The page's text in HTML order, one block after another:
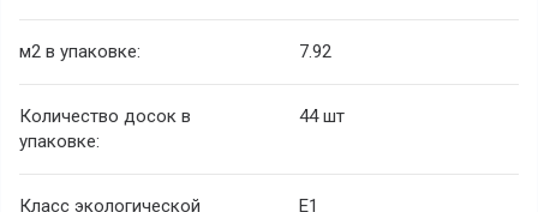
м2 в упаковке: 7.92
Количество досок в
упаковке:
44 шт
Класс экологической
Е1